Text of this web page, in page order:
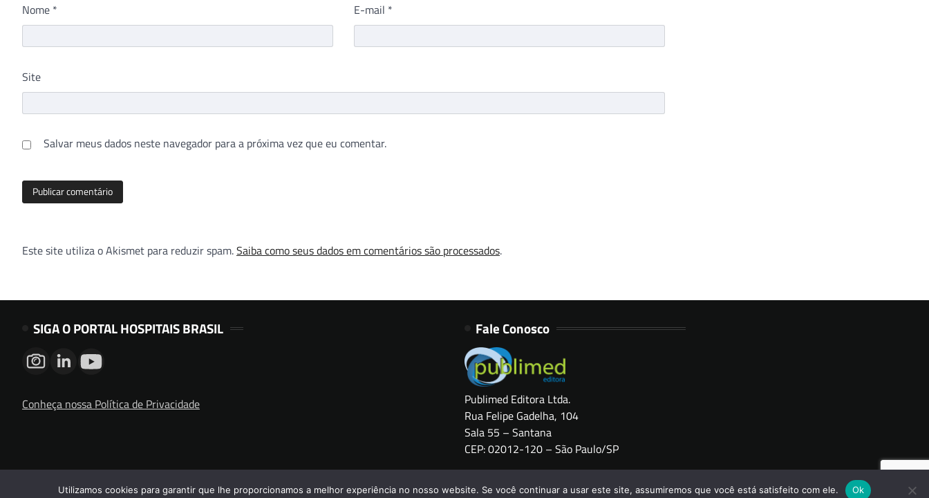
Nome * E-mail *
Site
Salvar meus dados neste navegador para a próxima vez que eu comentar.
Este site utiliza o Akismet para reduzir spam.Saiba como seus dados em comentários são processados.
SIGA O PORTAL HOSPITAIS BRASIL
Conheça nossa Política de Privacidade
Fale Conosco
Publimed Editora Ltda.
Rua Felipe Gadelha, 104
Sala 55 – Santana
CEP: 02012-120 – São Paulo/SP
Copyright © 2026HOSPITAIS BRASIL
Utilizamos cookies para garantir que lhe proporcionamos a melhor experiência no nosso website. Se você continuar a usar este site, assumiremos que você está satisfeito com ele. Ok